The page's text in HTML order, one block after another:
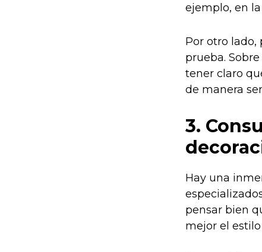
ejemplo, en
Por otro lado,
prueba.
tener claro
de manera
3.
Hay una
pensar bien
mejor el